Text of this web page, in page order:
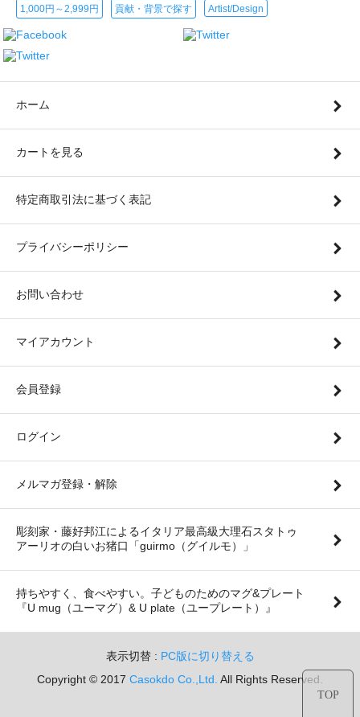
1,000円～2,999円 貢献・背景で探す Artist/Design
ホーム
カートを見る
特定商取引法に基づく表記
プライバシーポリシー
お問い合わせ
マイアカウント
会員登録
ログイン
メルマガ登録・解除
彫刻家・藤好邦江によるイタリア最高級大理石スタトゥ
アーリオの白いお猪口「guirmo（グイルモ）」
持ちやすく、食べやすい。子どものためのマグ&プレート
『U mug（ユーマグ）& U plate（ユープレート）』
表示切替 : PC版に切り替える
Copyright © 2017 Casokdo Co.,Ltd. All Rights Reserved.
TOP